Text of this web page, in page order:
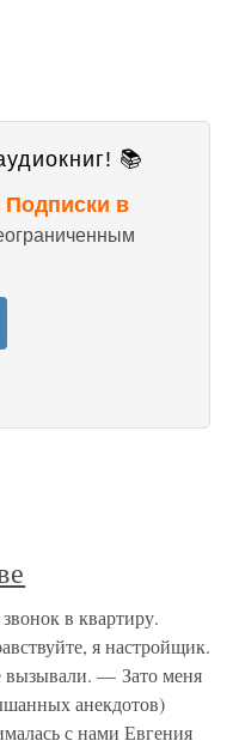
📚
Подписки в
в квартиру.
я настройщик.
— Зато меня
анекдотов)
с нами Евгения